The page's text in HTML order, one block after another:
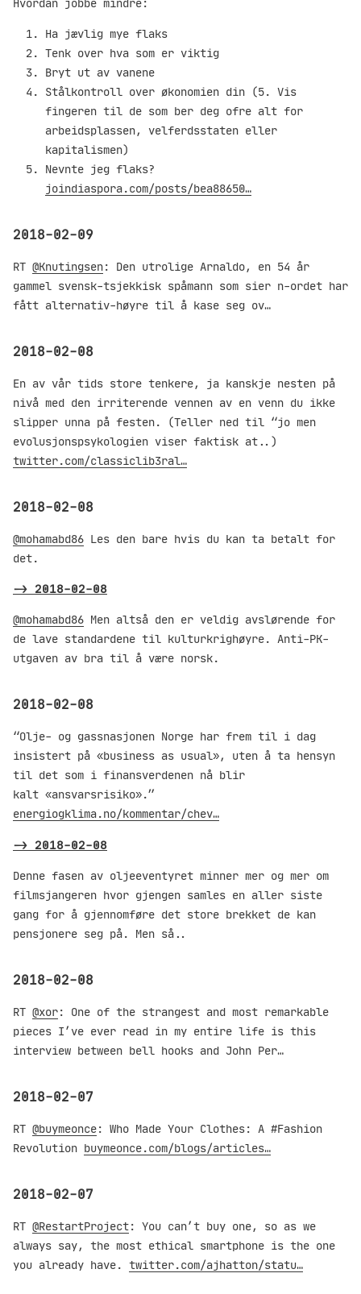
Hvordan jobbe mindre:
Ha jævlig mye flaks
Tenk over hva som er viktig
Bryt ut av vanene
Stålkontroll over økonomien din (5. Vis
fingeren til de som ber deg ofre alt for
arbeidsplassen, velferdsstaten eller
kapitalismen)
Nevnte jeg flaks?
joindiaspora.com/posts/bea88650…
2018-02-09
RT @Knutingsen: Den utrolige Arnaldo, en 54 år
gammel svensk-tsjekkisk spåmann som sier n-ordet har
fått alternativ-høyre til å kase seg ov…
2018-02-08
En av vår tids store tenkere, ja kanskje nesten på
nivå med den irriterende vennen av en venn du ikke
slipper unna på festen. (Teller ned til “jo men
evolusjonspsykologien viser faktisk at..)
twitter.com/classiclib3ral…
2018-02-08
@mohamabd86 Les den bare hvis du kan ta betalt for
det.
-> 2018-02-08
@mohamabd86 Men altså den er veldig avslørende for
de lave standardene til kulturkrighøyre. Anti-PK-
utgaven av bra til å være norsk.
2018-02-08
“Olje- og gassnasjonen Norge har frem til i dag
insistert på «business as usual», uten å ta hensyn
til det som i finansverdenen nå blir
kalt «ansvarsrisiko».”
energiogklima.no/kommentar/chev…
-> 2018-02-08
Denne fasen av oljeeventyret minner mer og mer om
filmsjangeren hvor gjengen samles en aller siste
gang for å gjennomføre det store brekket de kan
pensjonere seg på. Men så..
2018-02-08
RT @xor: One of the strangest and most remarkable
pieces I’ve ever read in my entire life is this
interview between bell hooks and John Per…
2018-02-07
RT @buymeonce: Who Made Your Clothes: A #Fashion
Revolution buymeonce.com/blogs/articles…
2018-02-07
RT @RestartProject: You can’t buy one, so as we
always say, the most ethical smartphone is the one
you already have. twitter.com/ajhatton/statu…